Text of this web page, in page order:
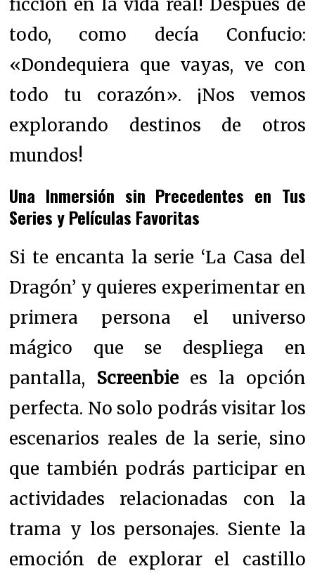
ficción en la vida real! Después de
todo, como decía Confucio:
«Dondequiera que vayas, ve con
todo tu corazón». ¡Nos vemos
explorando destinos de otros
mundos!
Una Inmersión sin Precedentes en Tus
Series y Películas Favoritas
Si te encanta la serie ‘La Casa del
Dragón’ y quieres experimentar en
primera persona el universo
mágico que se despliega en
pantalla, Screenbie es la opción
perfecta. No solo podrás visitar los
escenarios reales de la serie, sino
que también podrás participar en
actividades relacionadas con la
trama y los personajes. Siente la
emoción de explorar el castillo